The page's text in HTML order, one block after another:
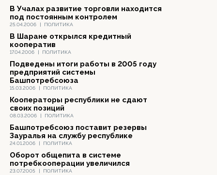
25.04.2006 | ПОЛИТИКА
В Учалах развитие торговли находится
под постоянным контролем
17.04.2006 | ПОЛИТИКА
В Шаране открылся кредитный
кооператив
15.03.2006 | ПОЛИТИКА
Подведены итоги работы в 2005 году
предприятий системы
Башпотребсоюза
08.03.2006 | ПОЛИТИКА
Кооператоры республики не сдают
своих позиций
24.01.2006 | ПОЛИТИКА
Башпотребсоюз поставит резервы
Зауралья на службу республике
23.07.2005 | ПОЛИТИКА
Оборот общепита в системе
потребкооперации увеличился